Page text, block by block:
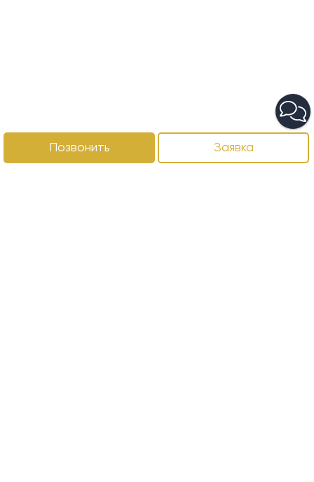
Позвонить Заявка